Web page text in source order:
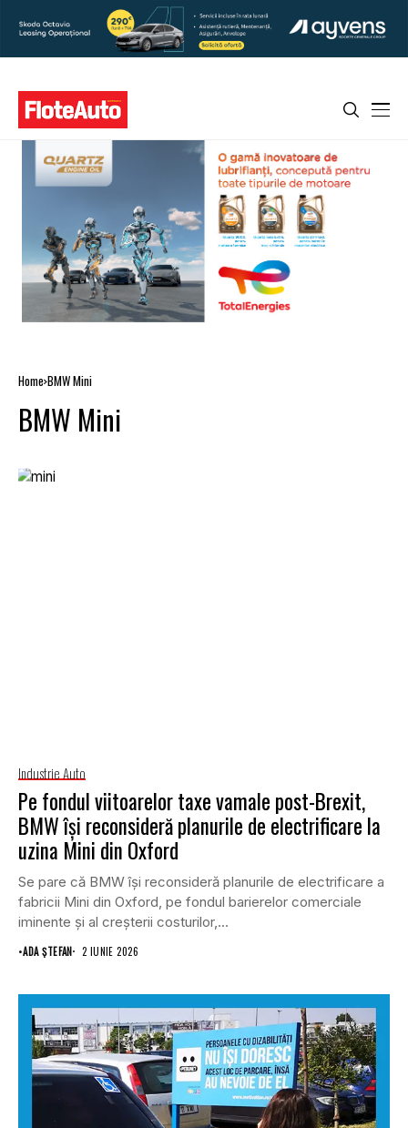
Home BMW Mini
BMW Mini
Industrie Auto
Pe fondul viitoarelor taxe vamale post-Brexit,
BMW își reconsideră planurile de electrificare la
uzina Mini din Oxford
Se pare că BMW își reconsideră planurile de electrificare a
fabricii Mini din Oxford, pe fondul barierelor comerciale
iminente și al creșterii costurilor,...
•ADA ȘTEFAN 2 IUNIE 2026